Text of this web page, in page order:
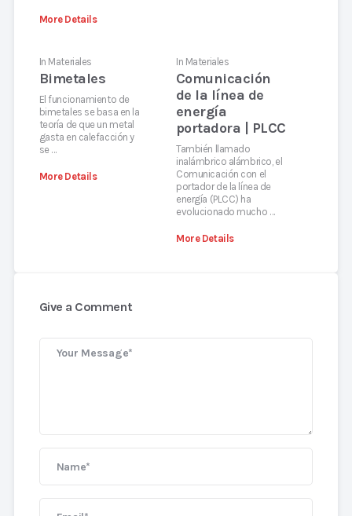
More Details
In Materiales
Bimetales
El funcionamiento de
bimetales se basa en la
teoría de que un metal
gasta en calefacción y
se …
More Details
In Materiales
Comunicación
de la línea de
energía
portadora | PLCC
También llamado
inalámbrico alámbrico, el
Comunicación con el
portador de la línea de
energía (PLCC) ha
evolucionado mucho …
More Details
Give a Comment